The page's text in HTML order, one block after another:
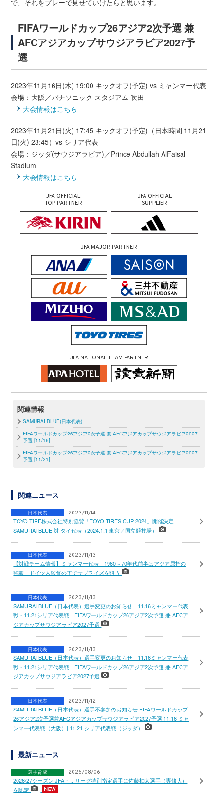
で、それをプレーで見せていけたらと思います。
FIFAワールドカップ26アジア2次予選 兼
AFCアジアカップサウジアラビア2027予
選
2023年11月16日(木) 19:00 キックオフ(予定) vs ミャンマー代表
会場：大阪／パナソニック スタジアム 吹田
大会情報はこちら
2023年11月21日(火) 17:45 キックオフ(予定)（日本時間 11月21
日(火) 23:45）vs シリア代表
会場：ジッダ(サウジアラビア)／Prince Abdullah AlFaisal
Stadium
大会情報はこちら
JFA OFFICIAL
TOP PARTNER
JFA OFFICIAL
SUPPLIER
JFA MAJOR PARTNER
JFA NATIONAL TEAM PARTNER
関連情報
SAMURAI BLUE(日本代表)
FIFAワールドカップ26アジア2次予選 兼 AFCアジアカップサウジアラビア2027
予選 [11/16]
FIFAワールドカップ26アジア2次予選 兼 AFCアジアカップサウジアラビア2027
予選 [11/21]
関連ニュース
日本代表 2023/11/14
TOYO TIRE株式会社特別協賛「TOYO TIRES CUP 2024」開催決定
SAMURAI BLUE 対 タイ代表（2024.1.1 東京／国立競技場）
日本代表 2023/11/13
【対戦チーム情報】ミャンマー代表 1960～70年代前半はアジア屈指の
強豪 ドイツ人監督の下でサプライズを狙う
日本代表 2023/11/13
SAMURAI BLUE（日本代表）選手変更のお知らせ 11.16ミャンマー代表
戦・11.21シリア代表戦 FIFAワールドカップ26アジア2次予選 兼 AFCア
ジアカップサウジアラビア2027予選
日本代表 2023/11/13
SAMURAI BLUE（日本代表）選手変更のお知らせ 11.16ミャンマー代表
戦・11.21シリア代表戦 FIFAワールドカップ26アジア2次予選 兼 AFCア
ジアカップサウジアラビア2027予選
日本代表 2023/11/12
SAMURAI BLUE（日本代表）選手不参加のお知らせ FIFAワールドカップ
26アジア2次予選兼AFCアジアカップサウジアラビア2027予選 11.16 ミャ
ンマー代表戦（大阪）| 11.21 シリア代表戦（ジッダ）
最新ニュース
選手育成 2026/08/06
2026/27シーズン JFA・Ｊリーグ特別指定選手に佐藤柚太選手（専修大）
を認定